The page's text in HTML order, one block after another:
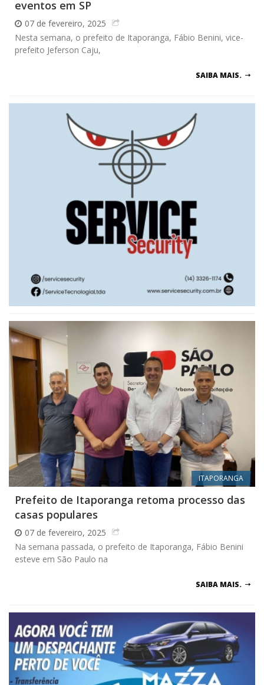
eventos em SP
07 de fevereiro, 2025
Nesta semana, o prefeito de Itaporanga, Fábio Benini, vice-
prefeito Jeferson Caju,
SAIBA MAIS.
ITAPORANGA
Prefeito de Itaporanga retoma processo das
casas populares
07 de fevereiro, 2025
Na semana passada, o prefeito de Itaporanga, Fábio Benini
esteve em São Paulo na
SAIBA MAIS.